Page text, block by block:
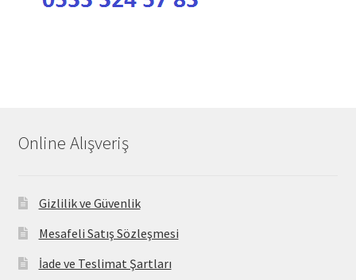
Online Alışveriş
Gizlilik ve Güvenlik
Mesafeli Satış Sözleşmesi
İade ve Teslimat Şartları